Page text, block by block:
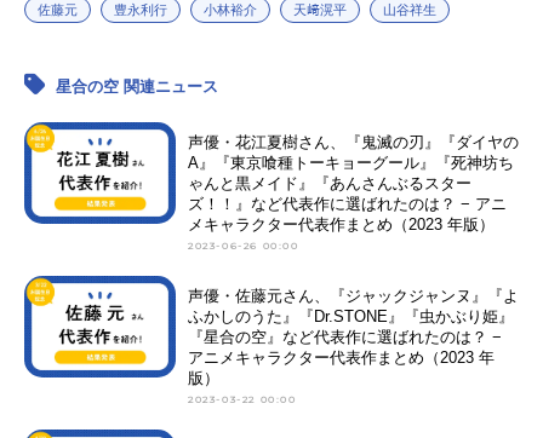
佐藤元 豊永利行 小林裕介 天﨑滉平 山谷祥生
星合の空 関連ニュース
声優・花江夏樹さん、『鬼滅の刃』『ダイヤの
A』『東京喰種トーキョーグール』『死神坊ち
ゃんと黒メイド』『あんさんぶるスター
ズ！！』など代表作に選ばれたのは？ − アニ
メキャラクター代表作まとめ（2023 年版）
2023-06-26 00:00
声優・佐藤元さん、『ジャックジャンヌ』『よ
ふかしのうた』『Dr.STONE』『虫かぶり姫』
『星合の空』など代表作に選ばれたのは？ −
アニメキャラクター代表作まとめ（2023 年
版）
2023-03-22 00:00